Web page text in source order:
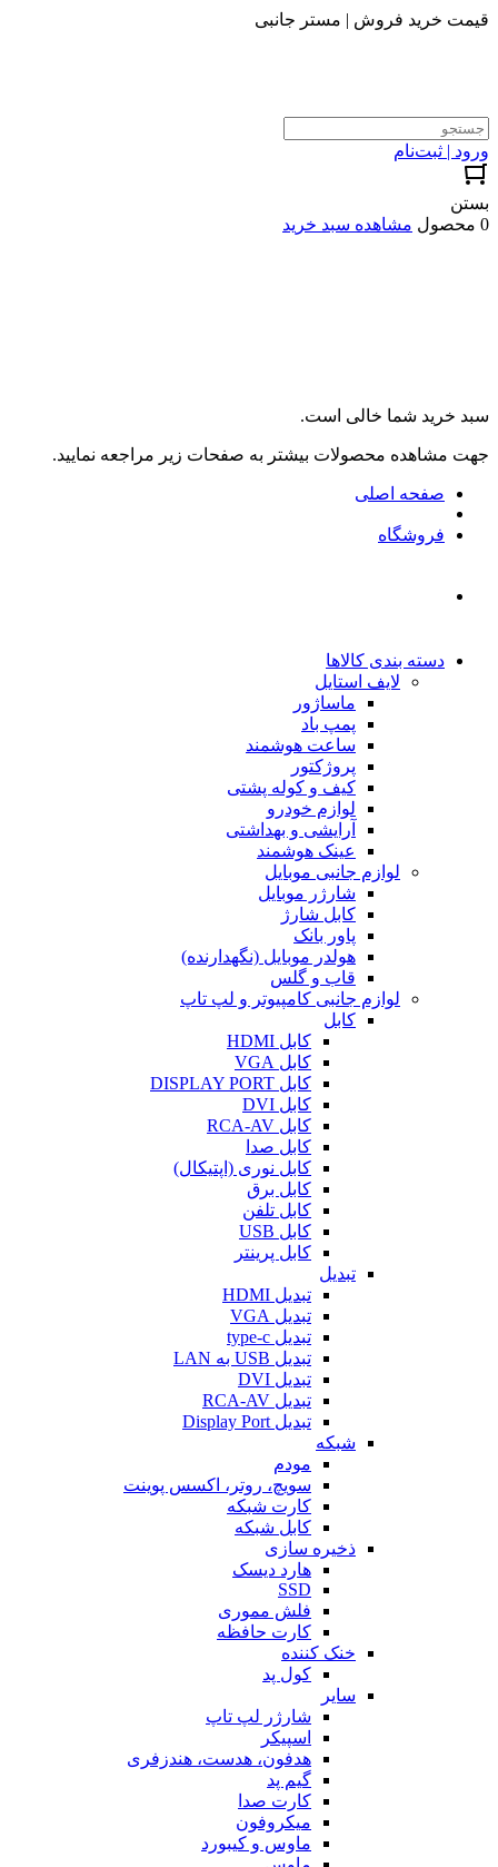
قیمت خرید فروش | مستر جانبی
ورود | ثبت‌نام
بستن
0 محصول
مشاهده سبد خرید
سبد خرید شما خالی است.
جهت مشاهده محصولات بیشتر به صفحات زیر مراجعه نمایید.
صفحه اصلی
فروشگاه
دسته بندی کالاها
لایف استایل
ماساژور
پمپ باد
ساعت هوشمند
پروژکتور
کیف و کوله پشتی
لوازم خودرو
آرایشی و بهداشتی
عینک هوشمند
لوازم جانبی موبایل
شارژر موبایل
کابل شارژ
پاور بانک
هولدر موبایل (نگهدارنده)
قاب و گلس
لوازم جانبی کامپیوتر و لپ تاپ
کابل
کابل HDMI
کابل VGA
کابل DISPLAY PORT
کابل DVI
کابل RCA-AV
کابل صدا
کابل نوری (اپتیکال)
کابل برق
کابل تلفن
کابل USB
کابل پرینتر
تبدیل
تبدیل HDMI
تبدیل VGA
تبدیل type-c
تبدیل USB به LAN
تبدیل DVI
تبدیل RCA-AV
تبدیل Display Port
شبکه
مودم
سویچ، روتر، اکسس پوینت
کارت شبکه
کابل شبکه
ذخیره سازی
هارد دیسک
SSD
فلش مموری
کارت حافظه
خنک کننده
کول پد
سایر
شارژر لپ تاپ
اسپیکر
هدفون، هدست، هندزفری
گیم پد
کارت صدا
میکروفون
ماوس و کیبورد